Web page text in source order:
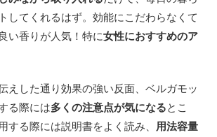
してくれるはず。効能にこだわらなくて
い香りが人気！特に女性におすすめのア
えした通り効果の強い反面、ベルガモッ
る際には多くの注意点が気になるとこ
する際には説明書をよく読み、
用法容量